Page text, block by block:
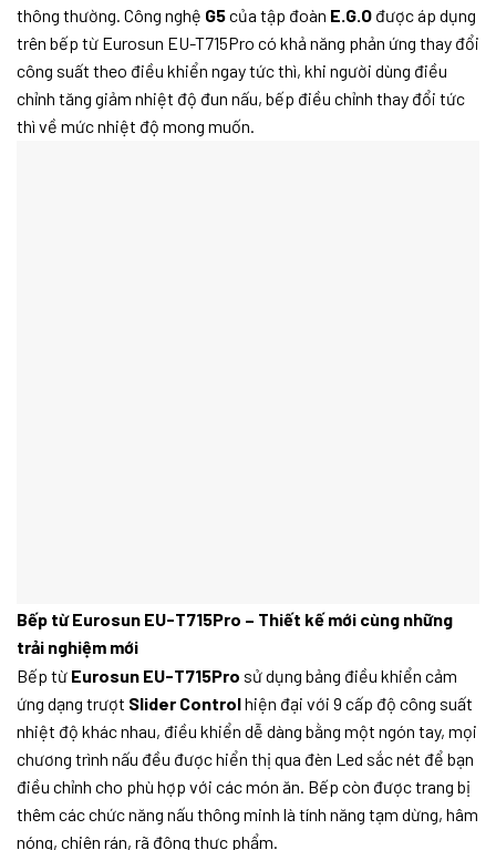
thông thường. Công nghệ G5của tập đoàn E.G.O được áp dụng
trên bếp từ Eurosun EU-T715Pro có khả năng phản ứng thay đổi
công suất theo điều khiển ngay tức thì, khi người dùng điều
chỉnh tăng giảm nhiệt độ đun nấu, bếp điều chỉnh thay đổi tức
thì về mức nhiệt độ mong muốn.
Bếp từ Eurosun EU-T715Pro – Thiết kế mới cùng những
trải nghiệm mới
Bếp từ Eurosun EU-T715Pro sử dụng bảng điều khiển cảm
ứng dạng trượt Slider Controlhiện đại với 9 cấp độ công suất
nhiệt độ khác nhau, điều khiển dễ dàng bằng một ngón tay, mọi
chương trình nấu đều được hiển thị qua đèn Led sắc nét để bạn
điều chỉnh cho phù hợp với các món ăn. Bếp còn được trang bị
thêm các chức năng nấu thông minh là tính năng tạm dừng, hâm
nóng, chiên rán, rã đông thực phẩm.